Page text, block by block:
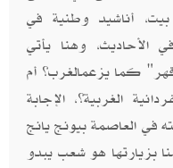
أناشيد وطنية في
الأحاديث، وهنا يأتي
كما يزعمالغرب؟ أم
الغربية؟، الإجابة
العاصمة بيونج يانج
بزيارتها هو شعب يبدو